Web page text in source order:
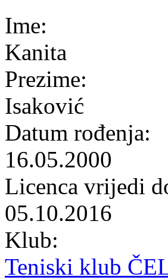
Ime:
Kanita
Prezime:
Isaković
Datum rođenja:
16.05.2000
Licenca vrijedi
05.10.2016
Klub:
Teniski klub